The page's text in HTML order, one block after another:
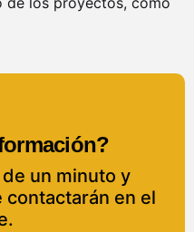
un minuto y
en el